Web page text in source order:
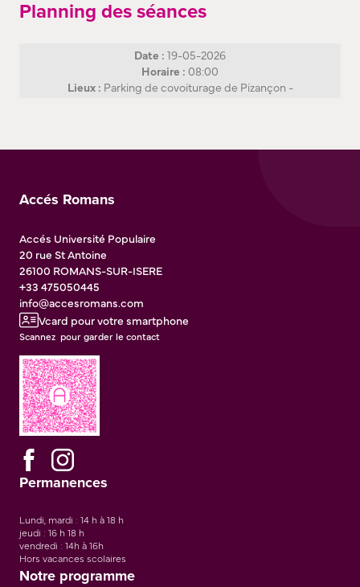
Planning des séances
Date : 19-05-2026
Horaire : 08:00
Lieux : Parking de covoiturage de Pizançon -
Accés Romans
Accés Université Populaire
20 rue St Antoine
26100 ROMANS-SUR-ISERE
+33 475050445
info@accesromans.com
Vcard pour votre smartphone
Scannez pour garder le contact
Permanences
Lundi, mardi : 14 h à 18 h
jeudi : 16 h 18 h
vendredi : 14h à 16h
Hors vacances scolaires
Notre programme